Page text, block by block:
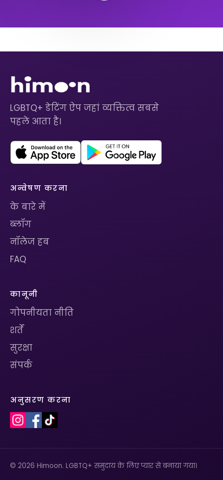
LGBTQ+ डेटिंग ऐप जहां व्यक्तित्व सबसे
पहले आता है।
अन्वेषण करना
के बारे में
ब्लॉग
नॉलेज हब
FAQ
कानूनी
गोपनीयता नीति
शर्तें
सुरक्षा
संपर्क
अनुसरण करना
© 2026 Himoon. LGBTQ+ समुदाय के लिए प्यार से बनाया गया।